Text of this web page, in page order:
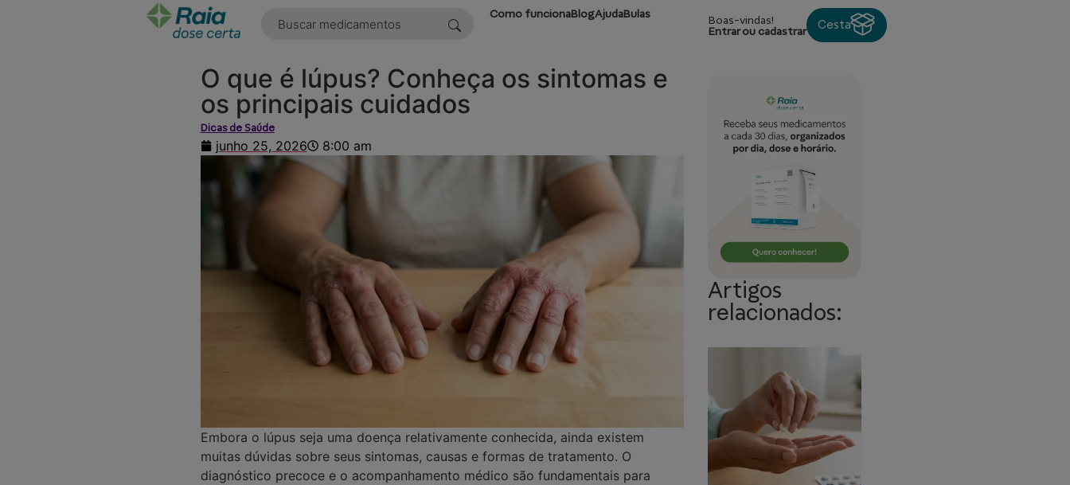
Como funcionaBlogAjudaBulas
Boas-vindas!
Entrar ou cadastrar
Cesta
O que é lúpus? Conheça os sintomas e
os principais cuidados
Dicas de Saúde
junho 25, 2026 8:00 am
Embora o lúpus seja uma doença relativamente conhecida, ainda existem
muitas dúvidas sobre seus sintomas, causas e formas de tratamento. O
diagnóstico precoce e o acompanhamento médico são fundamentais para
Artigos
relacionados: